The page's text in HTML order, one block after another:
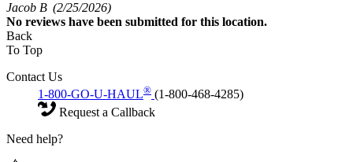
Jacob B (2/25/2026)
No reviews have been submitted for this location.
Back
To Top
Contact Us
1-800-GO-U-HAUL® (1-800-468-4285)
Request a Callback
Need help?